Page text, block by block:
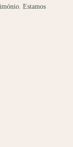
Estamos